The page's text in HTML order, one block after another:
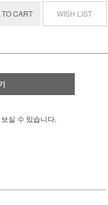
CART WISH LIST
실 수 있습니다.